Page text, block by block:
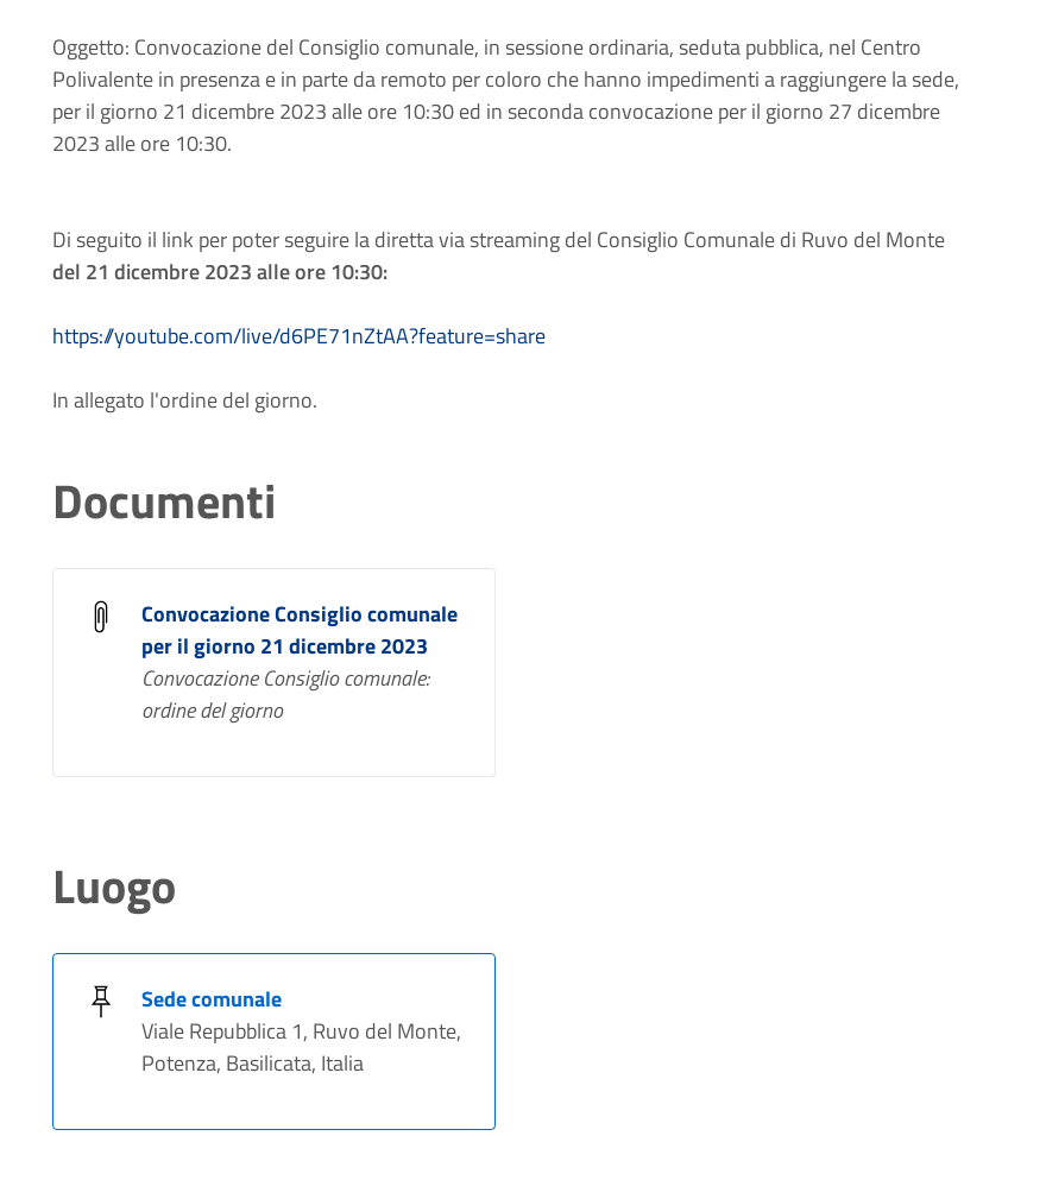
Oggetto: Convocazione del Consiglio comunale, in sessione ordinaria, seduta pubblica, nel Centro
Polivalente in presenza e in parte da remoto per coloro che hanno impedimenti a raggiungere la sede,
per il giorno 21 dicembre 2023 alle ore 10:30 ed in seconda convocazione per il giorno 27 dicembre
2023 alle ore 10:30.
Di seguito il link per poter seguire la diretta via streaming del Consiglio Comunale di Ruvo del Monte
del 21 dicembre 2023alle ore 10:30:
https://youtube.com/live/d6PE71nZtAA?feature=share
In allegato l'ordine del giorno.
Documenti
Convocazione Consiglio comunale
per il giorno 21 dicembre 2023
Convocazione Consiglio comunale:
ordine del giorno
Luogo
Sede comunale
Viale Repubblica 1, Ruvo del Monte,
Potenza, Basilicata, Italia